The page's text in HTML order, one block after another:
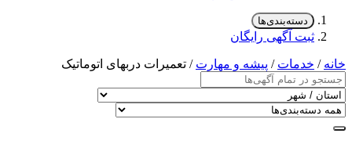
دسته‌بندی‌ها
ثبت آگهی رایگان
خانه/ خدمات/ پیشه و مهارت/ تعمیرات دربهای اتوماتیک